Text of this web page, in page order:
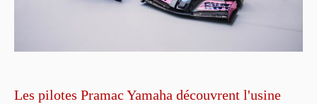
Les pilotes Pramac Yamaha découvrent l'usine